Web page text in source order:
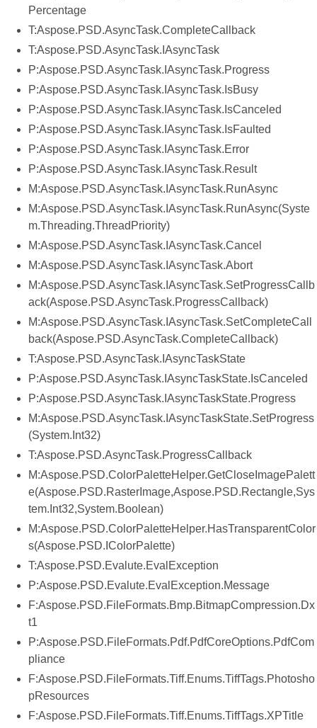
Percentage
T:Aspose.PSD.AsyncTask.CompleteCallback
T:Aspose.PSD.AsyncTask.IAsyncTask
P:Aspose.PSD.AsyncTask.IAsyncTask.Progress
P:Aspose.PSD.AsyncTask.IAsyncTask.IsBusy
P:Aspose.PSD.AsyncTask.IAsyncTask.IsCanceled
P:Aspose.PSD.AsyncTask.IAsyncTask.IsFaulted
P:Aspose.PSD.AsyncTask.IAsyncTask.Error
P:Aspose.PSD.AsyncTask.IAsyncTask.Result
M:Aspose.PSD.AsyncTask.IAsyncTask.RunAsync
M:Aspose.PSD.AsyncTask.IAsyncTask.RunAsync(Syste
m.Threading.ThreadPriority)
M:Aspose.PSD.AsyncTask.IAsyncTask.Cancel
M:Aspose.PSD.AsyncTask.IAsyncTask.Abort
M:Aspose.PSD.AsyncTask.IAsyncTask.SetProgressCallb
ack(Aspose.PSD.AsyncTask.ProgressCallback)
M:Aspose.PSD.AsyncTask.IAsyncTask.SetCompleteCall
back(Aspose.PSD.AsyncTask.CompleteCallback)
T:Aspose.PSD.AsyncTask.IAsyncTaskState
P:Aspose.PSD.AsyncTask.IAsyncTaskState.IsCanceled
P:Aspose.PSD.AsyncTask.IAsyncTaskState.Progress
M:Aspose.PSD.AsyncTask.IAsyncTaskState.SetProgress
(System.Int32)
T:Aspose.PSD.AsyncTask.ProgressCallback
M:Aspose.PSD.ColorPaletteHelper.GetCloseImagePalett
e(Aspose.PSD.RasterImage,Aspose.PSD.Rectangle,Sys
tem.Int32,System.Boolean)
M:Aspose.PSD.ColorPaletteHelper.HasTransparentColor
s(Aspose.PSD.IColorPalette)
T:Aspose.PSD.Evalute.EvalException
P:Aspose.PSD.Evalute.EvalException.Message
F:Aspose.PSD.FileFormats.Bmp.BitmapCompression.Dx
t1
P:Aspose.PSD.FileFormats.Pdf.PdfCoreOptions.PdfCom
pliance
F:Aspose.PSD.FileFormats.Tiff.Enums.TiffTags.Photosho
pResources
F:Aspose.PSD.FileFormats.Tiff.Enums.TiffTags.XPTitle